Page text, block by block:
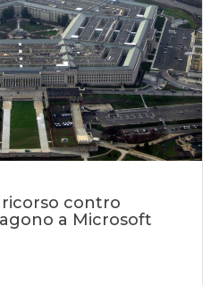
contro
a Microsoft